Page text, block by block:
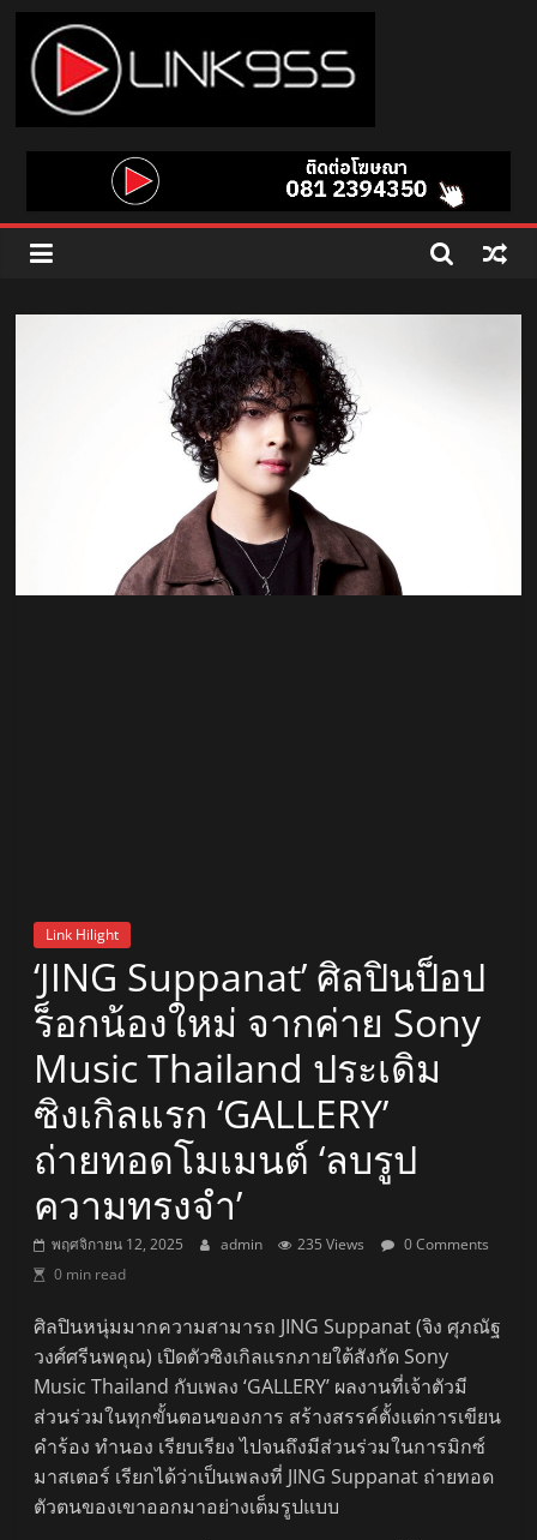
Skip
content
Link
95.5
คลื่น
เพลง
สถานี
FM
ลพบุรี
Link Hilight
‘JING Suppanat’ ศิลปินป็อป
ร็อกน้องใหม่ จากค่าย Sony
Music Thailand ประเดิม
ซิงเกิลแรก ‘GALLERY’
ถ่ายทอดโมเมนต์ ‘ลบรูป
ความทรงจำ’
พฤศจิกายน 12, 2025 admin 235 Views
0 Comments
0 min read
ศิลปินหนุ่มมากความสามารถ JING Suppanat (จิง ศุภณัฐ
วงศ์ศรีนพคุณ) เปิดตัวซิงเกิลแรกภายใต้สังกัด Sony
Music Thailand กับเพลง ‘GALLERY’ ผลงานที่เจ้าตัวมี
ส่วนร่วมในทุกขั้นตอนของการ สร้างสรรค์ตั้งแต่การเขียน
คำร้อง ทำนอง เรียบเรียง ไปจนถึงมีส่วนร่วมในการมิกซ์
มาสเตอร์ เรียกได้ว่าเป็นเพลงที่ JING Suppanat ถ่ายทอด
ตัวตนของเขาออกมาอย่างเต็มรูปแบบ